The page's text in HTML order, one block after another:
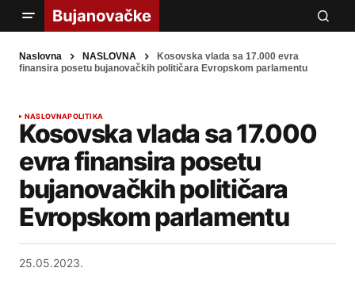
Naslovna NASLOVNA
Kosovska vlada sa 17.000 evra
finansira posetu bujanovačkih političara Evropskom parlamentu
NASLOVNAPOLITIKA
Kosovska vlada sa 17.000
evra finansira posetu
bujanovačkih političara
Evropskom parlamentu
25.05.2023.